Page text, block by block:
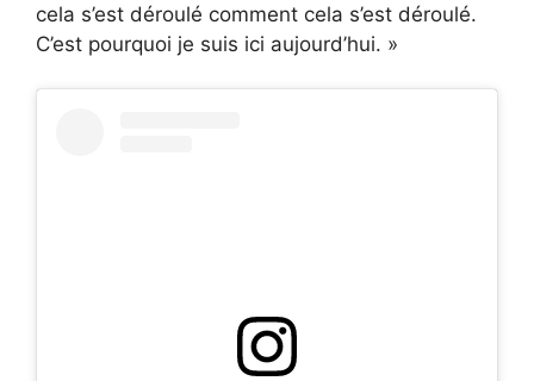
cela s’est déroulé comment cela s’est déroulé.
C’est pourquoi je suis ici aujourd’hui. »